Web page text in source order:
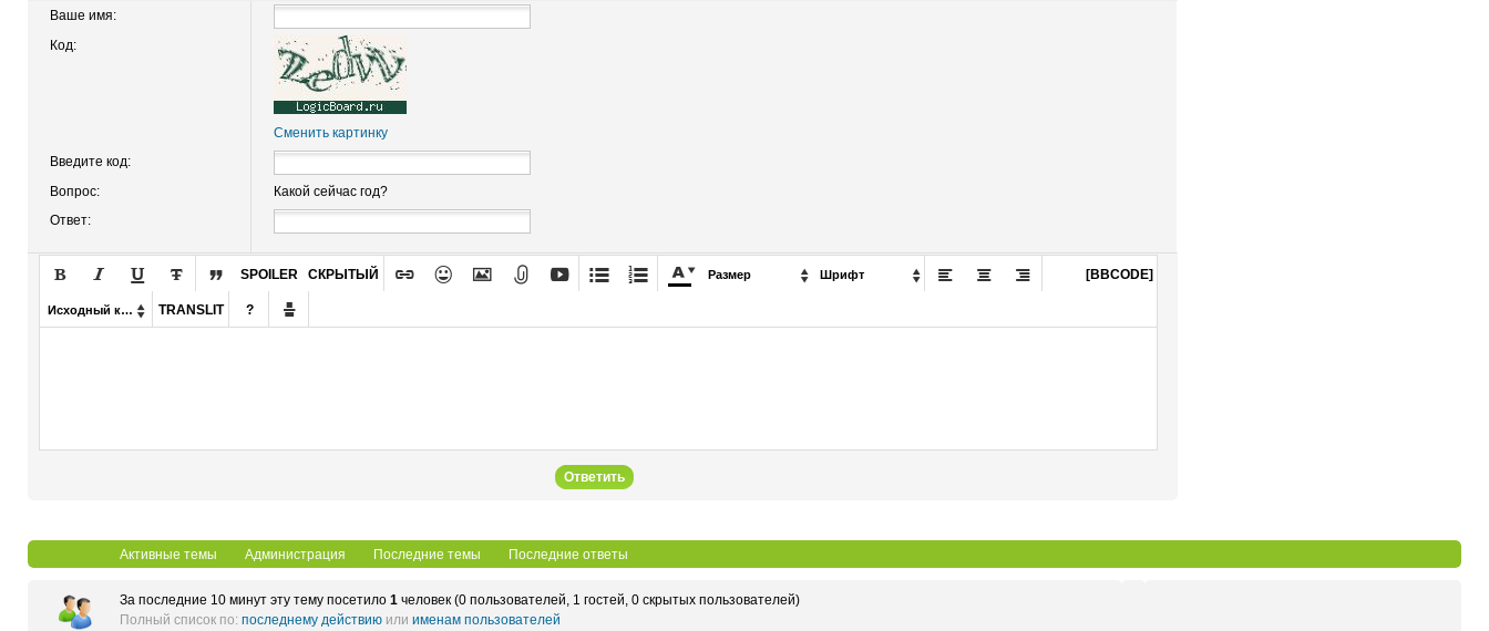
Ваше имя:
Код:
Сменить картинку
Введите код:
Вопрос:
Какой сейчас год?
Ответ:
     SPOILER СКРЫТЫЙ         Размер  Шрифт    
Исходный код  TRANSLIT ? 
[BBCODE]
Ответить
Активные темы Администрация Последние темы Последние ответы
За последние 10 минут эту тему посетило 1 человек (0 пользователей, 1 гостей, 0 скрытых пользователей)
Полный список по: последнему действию или именам пользователей